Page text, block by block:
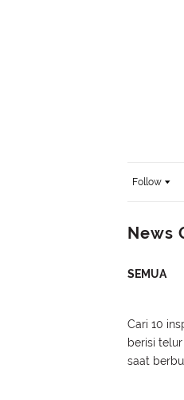
Follow
News
SEMUA
Cari 10
berisi
saat